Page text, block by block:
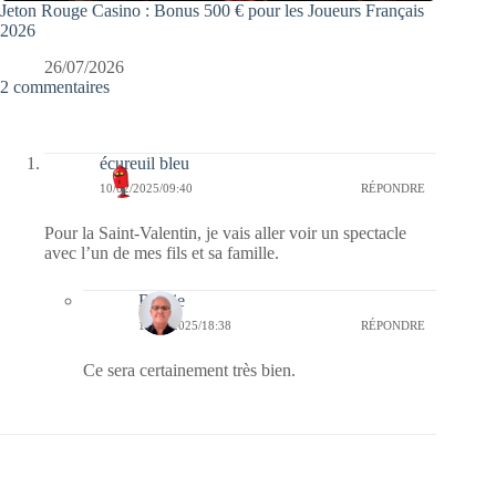
Jeton Rouge Casino : Bonus 500 € pour les Joueurs Français
2026
26/07/2026
2 commentaires
écureuil bleu
10/02/2025/09:40 RÉPONDRE
Pour la Saint-Valentin, je vais aller voir un spectacle
avec l’un de mes fils et sa famille.
Bernie
12/02/2025/18:38 RÉPONDRE
Ce sera certainement très bien.